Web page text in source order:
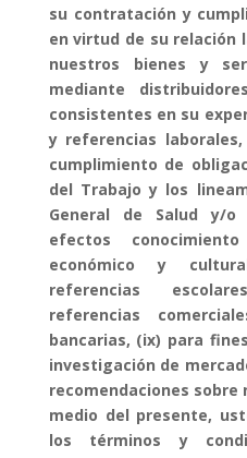
su contratación y
en virtud de su relación
nuestros bienes y
mediante
consistentes en su
y referencias
cumplimiento de
del Trabajo y los
General de Salud y/o
efectos
económico y
referencias
referencias
bancarias, (ix) para
investigación de
recomendaciones
medio del presente,
los términos y